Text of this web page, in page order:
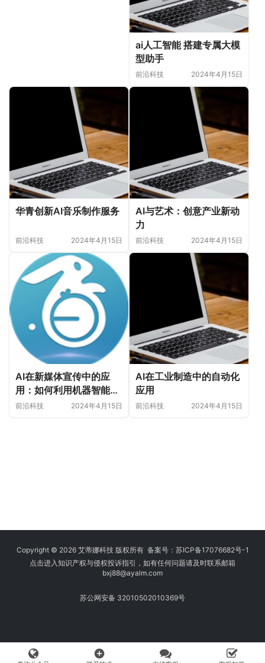
ai人工智能 搭建专属大模
型助手
前沿科技 2024年4月15日
华青创新AI音乐制作服务
前沿科技 2024年4月15日
AI与艺术：创意产业新动
力
前沿科技 2024年4月15日
AI在新媒体宣传中的应
用：如何利用机器智能提
高营销效率？
前沿科技 2024年4月15日
AI在工业制造中的自动化
应用
前沿科技 2024年4月15日
Copyright © 2026 艾蒂娜科技 版权所有 备案号： 苏ICP备17076682号-1
点击进入知识产权与侵权投诉指引，如有任何问题请及时联系邮箱
bxj88@ayalm.com
苏公网安备 32010502010369号
add_circle